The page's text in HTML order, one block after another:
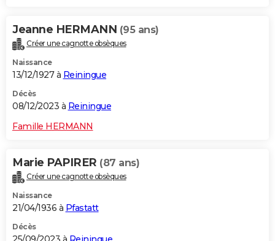
Jeanne HERMANN (95 ans)
Créer une cagnotte obsèques
Naissance
13/12/1927 à Reiningue
Décès
08/12/2023 à Reiningue
Famille HERMANN
Marie PAPIRER (87 ans)
Créer une cagnotte obsèques
Naissance
21/04/1936 à Pfastatt
Décès